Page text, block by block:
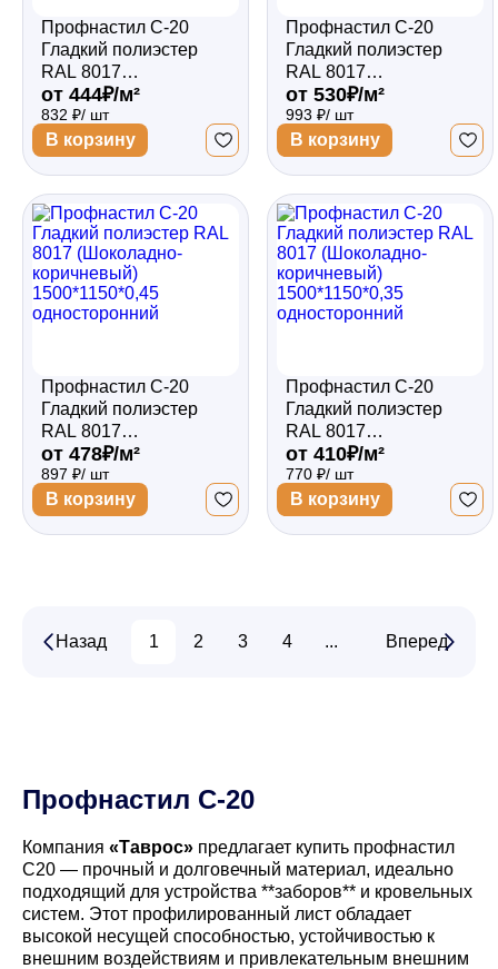
Профнастил С-20
Гладкий полиэстер
RAL 8017
(Шоколадно-
коричневый)
1500*1150*0,4
односторонний
от 444₽/м²
832 ₽/ шт
В корзину
Профнастил С-20
Гладкий полиэстер
RAL 8017
(Шоколадно-
коричневый)
1500*1150*0,45
двухсторонний
от 530₽/м²
993 ₽/ шт
В корзину
Профнастил С-20
Гладкий полиэстер
RAL 8017
(Шоколадно-
коричневый)
1500*1150*0,45
односторонний
от 478₽/м²
897 ₽/ шт
В корзину
Профнастил С-20
Гладкий полиэстер
RAL 8017
(Шоколадно-
коричневый)
1500*1150*0,35
односторонний
от 410₽/м²
770 ₽/ шт
В корзину
Назад 1 2 3 4 ... 15
Вперед
Профнастил С-20
Компания «Таврос» предлагает купить профнастил
С20 — прочный и долговечный материал, идеально
подходящий для устройства **заборов** и кровельных
систем. Этот профилированный лист обладает
высокой несущей способностью, устойчивостью к
внешним воздействиям и привлекательным внешним